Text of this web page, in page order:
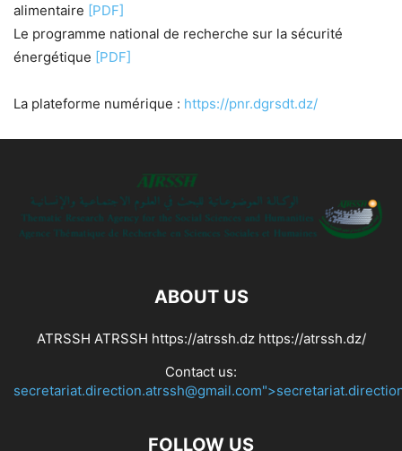
alimentaire [PDF]
Le programme national de recherche sur la sécurité
énergétique [PDF]
La plateforme numérique : https://pnr.dgrsdt.dz/
ABOUT US
ATRSSH ATRSSH https://atrssh.dz https://atrssh.dz/
Contact us:
FOLLOW US